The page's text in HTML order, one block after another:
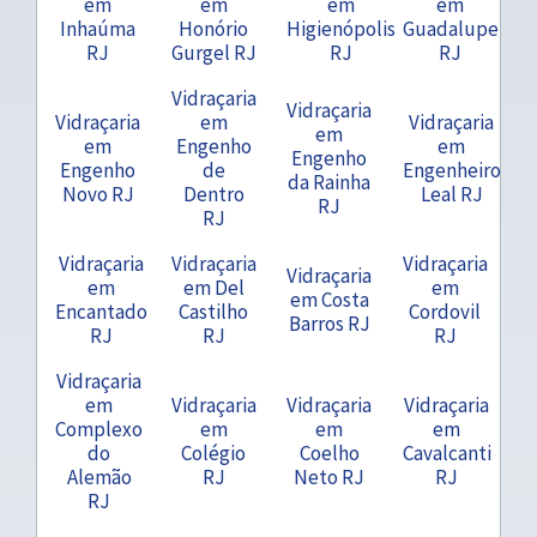
Inhaúma
RJ
Honório
Gurgel RJ
Higienópolis
RJ
Guadalupe
RJ
Vidraçaria
em
Engenho
Novo RJ
Vidraçaria
em
Engenho
de
Dentro
RJ
Vidraçaria
em
Engenho
da Rainha
RJ
Vidraçaria
em
Engenheiro
Leal RJ
Vidraçaria
em
Encantado
RJ
Vidraçaria
em Del
Castilho
RJ
Vidraçaria
em Costa
Barros RJ
Vidraçaria
em
Cordovil
RJ
Vidraçaria
em
Complexo
do
Alemão
RJ
Vidraçaria
em
Colégio
RJ
Vidraçaria
em
Coelho
Neto RJ
Vidraçaria
em
Cavalcanti
RJ